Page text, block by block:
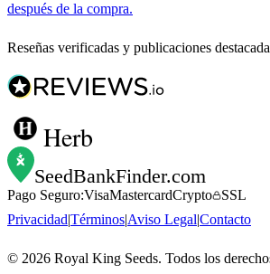
después de la compra.
Reseñas verificadas y publicaciones
Herb
SeedBankFinder.com
Pago Seguro:VisaMastercardCrypto
SSL
PrivacidadTérminosAviso LegalContacto
© 2026 Royal King Seeds. Todos los